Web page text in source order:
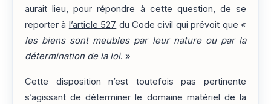
aurait lieu, pour répondre à cette question, de se
reporter à l’article 527 du Code civil qui prévoit que «
les biens sont meubles par leur nature ou par la
détermination de la loi. »
Cette disposition n’est toutefois pas pertinente
s’agissant de déterminer le domaine matériel de la